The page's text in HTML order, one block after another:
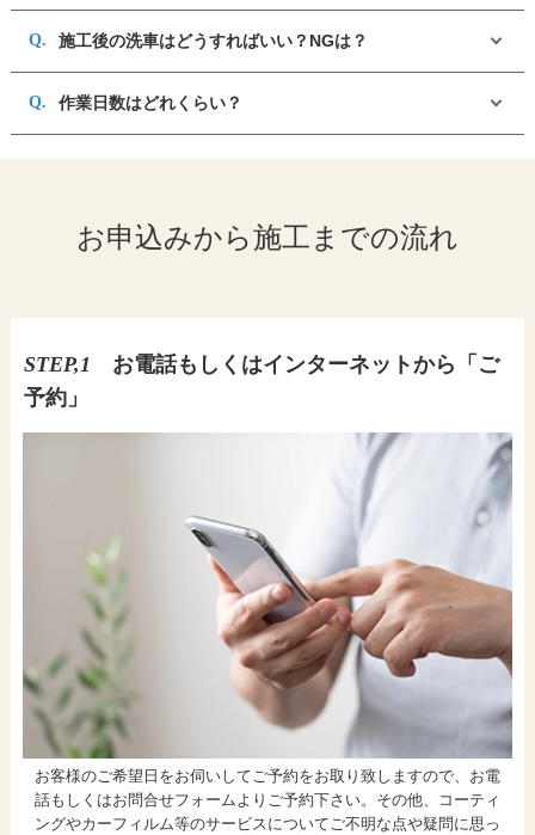
施工後の洗車はどうすればいい？NGは？
作業日数はどれくらい？
お申込みから施工までの流れ
STEP,1 お電話もしくはインターネットから「ご
予約」
お客様のご希望日をお伺いしてご予約をお取り致しますので、お電
話もしくはお問合せフォームよりご予約下さい。その他、コーティ
ングやカーフィルム等のサービスについてご不明な点や疑問に思っ